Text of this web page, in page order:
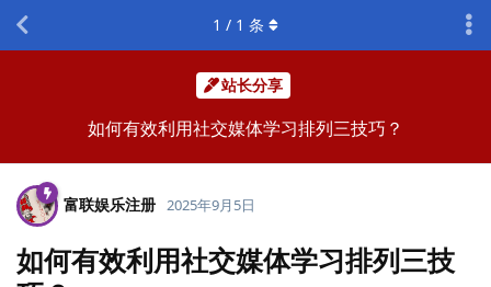
站长分享
如何有效利用社交媒体学习排列三技巧？
1 / 1 条
富联娱乐注册 2025年9月5日
如何有效利用社交媒体学习排列三技